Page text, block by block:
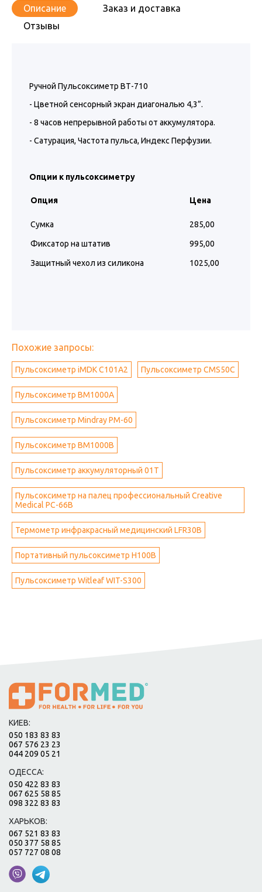
Описание
Заказ и доставка
Отзывы
Ручной Пульсоксиметр ВТ-710
- Цветной сенсорный экран диагональю 4,3”.
- 8 часов непрерывной работы от аккумулятора.
- Сатурация, Частота пульса, Индекс Перфузии.
Опции к пульсоксиметру
Опция Цена
Сумка 285,00
Фиксатор на штатив 995,00
Защитный чехол из силикона 1025,00
Похожие запросы:
Пульсоксиметр iMDK C101A2 Пульсоксиметр СMS50C
Пульсоксиметр BM1000А
Пульсоксиметр Mindray PM-60
Пульсоксиметр BM1000B
Пульсоксиметр аккумуляторный 01T
Пульсоксиметр на палец профессиональный Creative
Medical PC-66B
Термометр инфракрасный медицинский LFR30B
Портативный пульсоксиметр H100B
Пульсоксиметр Witleaf WIT-S300
КИЕВ:
050 183 83 83
067 576 23 23
044 209 05 21
ОДЕССА:
050 422 83 83
067 625 58 85
098 322 83 83
ХАРЬКОВ:
067 521 83 83
050 377 58 85
057 727 08 08